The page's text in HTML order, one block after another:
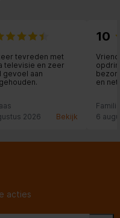
tevreden met
televisie en zeer
gevoel aan
2026
Bekijk
10
en
6
acties